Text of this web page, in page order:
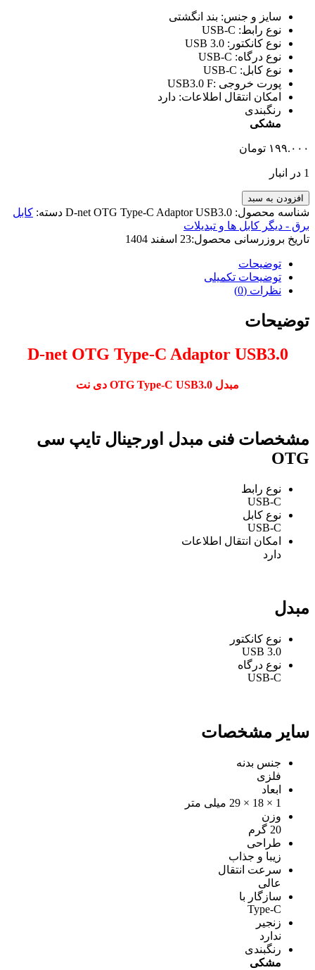
سایز و جنس: بند انگشتی
نوع رابط: USB-C
نوع کانکتور: USB 3.0
نوع درگاه: USB-C
نوع کابل: USB-C
پورت خروجی :USB3.0 F
امکان انتقال اطلاعات: دارد
رنگبندی
مشکی
۱۹۹.۰۰۰ تومان
1 در انبار
افزودن به سبد
شناسه محصول: D-net OTG Type-C Adaptor USB3.0 دسته: کابل
برق - دیگر کابل ها و تبدیلات
تاریخ بروزرسانی محصول:23 اسفند 1404
توضیحات
توضیحات تکمیلی
نظرات (0)
توضیحات
D-net OTG Type-C Adaptor USB3.0
مبدل OTG Type-C USB3.0 دی نت
مشخصات فنی مبدل اورجینال تایپ سی
OTG
نوع رابط
USB-C
نوع کابل
USB-C
امکان انتقال اطلاعات
دارد
مبدل
نوع کانکتور
USB 3.0
نوع درگاه
USB-C
سایر مشخصات
جنس بدنه
فلزی
ابعاد
1 × 18 × 29 میلی‌ متر
وزن
20 گرم
طراحی
زیبا و جذاب
سرعت انتقال
عالی
سازگار با
Type-C
زنجیر
ندارد
رنگبندی
مشکی